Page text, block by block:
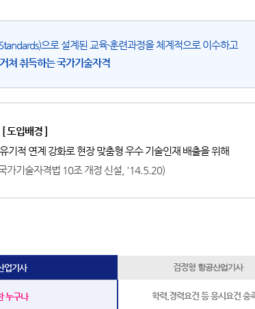
으로 설계된 교육·훈련과정을 체계적으로 이수하고
쳐 취득하는 국가기술자격
[ 도입배경 ]
기적 연계 강화로 현장 맞춤형 우수 기술인재 배출을위해
가기술자격법 10조 개정 신설, '14.5.20)
업기사 검정형 항공산업기사
누구나 학력,경력요건 등 응시요건 충